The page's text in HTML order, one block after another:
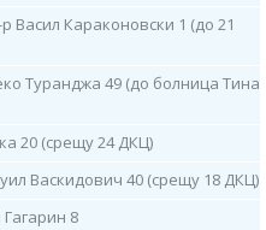
104-106 (зад 2
до петък/
до петък/
Васил Караконовски 1 (до 21
Туранджа 49 (до болница Тина
20 (срещу 24 ДКЦ)
Васкидович 40 (срещу 18 ДКЦ)
8